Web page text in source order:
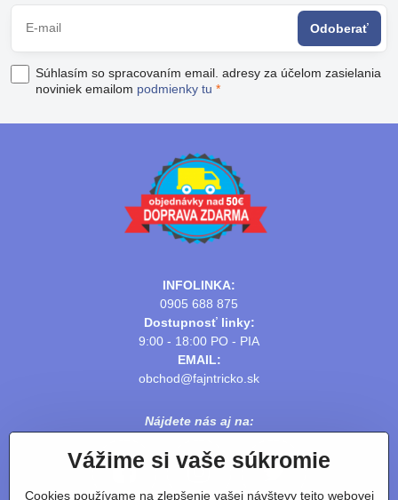
Odoberať
Súhlasím so spracovaním email. adresy za účelom zasielania
noviniek emailom podmienky tu *
INFOLINKA:
0905 688 875
Dostupnosť linky:
9:00 - 18:00 PO - PIA
EMAIL:
obchod@fajntricko.sk
Nájdete nás aj na:
Vážime si vaše súkromie
Cookies používame na zlepšenie vašej návštevy tejto webovej